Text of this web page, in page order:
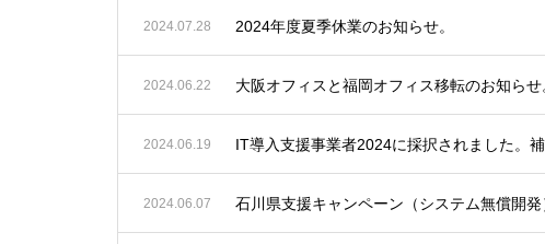
2024.07.28 2024年度夏季休業のお知らせ。
2024.06.22 大阪オフィスと福岡オフィス移転のお知らせ
2024.06.19 IT導入支援事業者2024に採択されました。
2024.06.07 石川県支援キャンペーン（システム無償開発